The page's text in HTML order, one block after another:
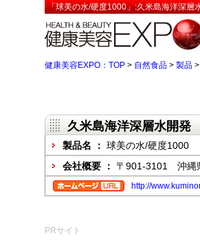
「球美の水/硬度1000」:久米島海洋深層
健康美容EXPO：TOP > 自然食品 > 製品 >
久米島海洋深層水開発
製品名 ： 球美の水/硬度1000
会社概要 ： 〒901-3101 沖縄
http://
PRサイト